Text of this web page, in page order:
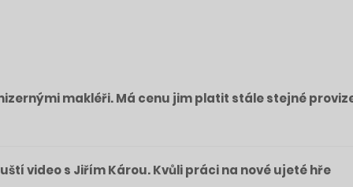
makléři. Má cenu jim platit stále stejné
video s Jiřím Károu. Kvůli práci na nové ujeté hře